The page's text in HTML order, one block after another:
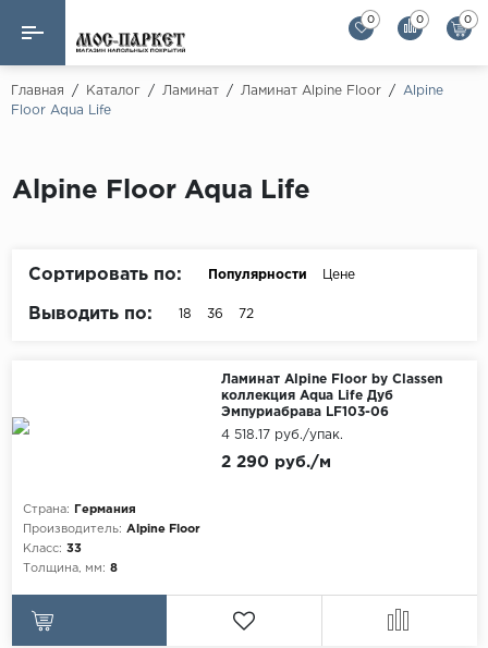
Назад Назад
Alpine Floor by
Berry Alloc
Кварц-винил
Инженерная доска
Модульный паркет
Аксессуары
0 0 0
Главная / Каталог / Ламинат / Ламинат Alpine Floor /
Alpine
Floor Aqua Life
Alpine Floor Aqua Life
Сортировать по: Популярности Цене
Выводить по: 18 36 72
Ламинат Alpine Floor by Classen
коллекция Aqua Life Дуб
Эмпуриабрава LF103-06
Страна:
Германия
Производитель: Alpine Floor
Класс: 33
Толщина, мм: 8
2 290 руб./м
4 518.17 руб./упак.